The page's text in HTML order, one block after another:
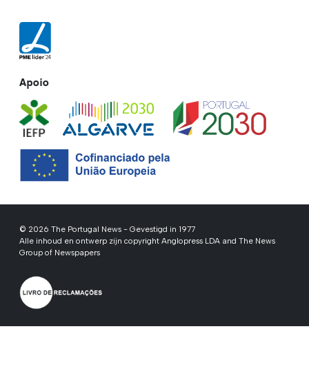
Apoio
© 2026 The Portugal News - Gevestigd in 1977
Alle inhoud en ontwerp zijn copyright Anglopress LDA and The News
Group of Newspapers